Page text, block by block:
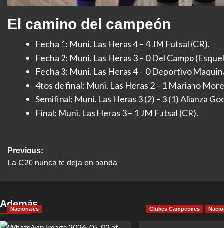
El camino del campeón
Fecha 1: Muni. Las Heras 4 – 4 JM Futsal (CR).
Fecha 2: Muni. Las Heras 3 – 0 Del Campo
Fecha 3: Muni. Las Heras 4 – 0 Deportivo
4tos de final: Muni. Las Heras 2 – 1 Mariano
Semifinal: Muni. Las Heras 3 (2) – 3 (1) Alianza
Final: Muni. Las Heras 3 – 1 JM Futsal (CR).
Post
navigation
Previous:
La C20 nunca te deja en banda
Además
Nacionales Clubes Campeones